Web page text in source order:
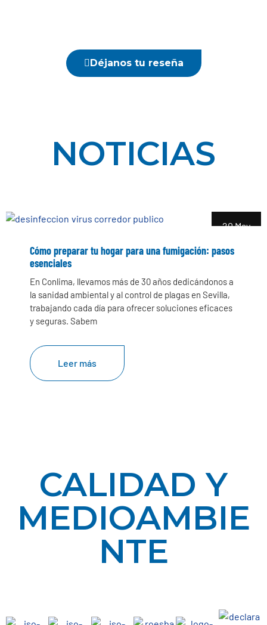
Déjanos tu reseña
NOTICIAS
20 May
Cómo preparar tu hogar para una fumigación: pasos
esenciales
En Conlima, llevamos más de 30 años dedicándonos a
la sanidad ambiental y al control de plagas en Sevilla,
trabajando cada día para ofrecer soluciones eficaces
y seguras. Sabem
Leer más
CALIDAD Y
MEDIOAMBIE
NTE